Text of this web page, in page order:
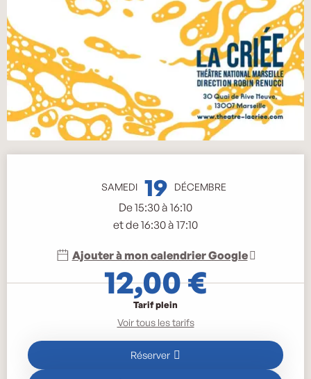
SAMEDI 19 DÉCEMBRE
De 15:30 à 16:10
et de 16:30 à 17:10
Ajouter à mon calendrier Google
12,00 €
Tarif plein
Voir tous les tarifs
Réserver